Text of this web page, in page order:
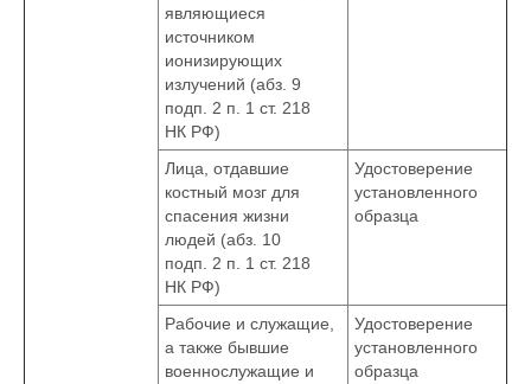
являющиеся
источником
ионизирующих
излучений (абз. 9
подп. 2 п. 1 ст. 218
НК РФ)
Лица, отдавшие
костный мозг для
спасения жизни
людей (абз. 10
подп. 2 п. 1 ст. 218
НК РФ)
Удостоверение
установленного
образца
Рабочие и служащие,
а также бывшие
военнослужащие и
Удостоверение
установленного
образца